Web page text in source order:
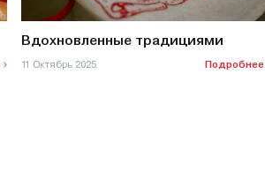
Вдохновленные традициями
11 Октябрь 2025 Подробнее